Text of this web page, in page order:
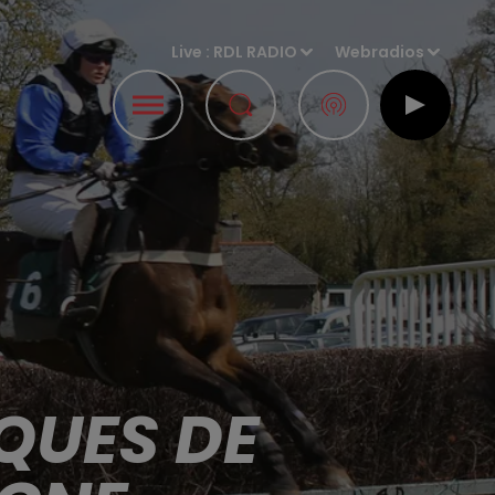
Live : RDL RADIO Webradios
DE